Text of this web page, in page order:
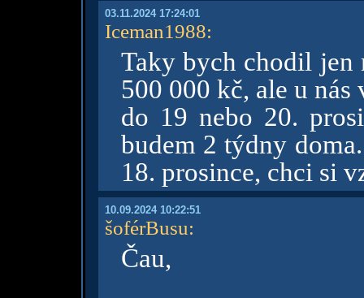
03.11.2024 17:24:01
Iceman1988:
Taky bych chodil jen
500 000 kč, ale u
do 19 nebo 20.
budem 2 týdny
18. prosince, chci si
10.09.2024 10:22:51
šoférBusu:
Čau,